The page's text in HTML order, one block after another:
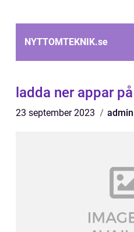
NYTTOMTEKNIK.se
ladda ner appar
23 september 2023 admin